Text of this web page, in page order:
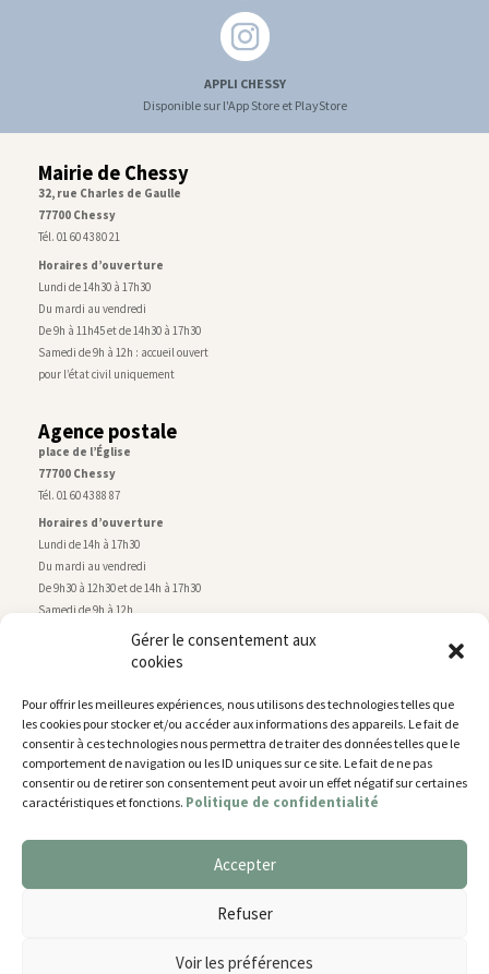
Gérer le consentement aux
cookies
Pour offrir les meilleures expériences, nous utilisons des technologies telles que
les cookies pour stocker et/ou accéder aux informations des appareils. Le fait de
consentir à ces technologies nous permettra de traiter des données telles que le
comportement de navigation ou les ID uniques sur ce site. Le fait de ne pas
consentir ou de retirer son consentement peut avoir un effet négatif sur certaines
caractéristiques et fonctions. Politique de confidentialité
Accepter
Refuser
Voir les préférences
APPLI CHESSY
Disponible sur l'App Store et PlayStore
Mairie de Chessy
32, rue Charles de Gaulle
77700 Chessy
Tél. 01 60 43 80 21
Horaires d’ouverture
Lundi de 14h30 à 17h30
Du mardi au vendredi
De 9h à 11h45 et de 14h30 à 17h30
Samedi de 9h à 12h : accueil ouvert
pour l’état civil uniquement
Agence postale
place de l’Église
77700 Chessy
Tél. 01 60 43 88 87
Horaires d’ouverture
Lundi de 14h à 17h30
Du mardi au vendredi
De 9h30 à 12h30 et de 14h à 17h30
Samedi de 9h à 12h
Service technique
rue de Montry–77700 Chessy
Tél. 01 60 43 52 63
Horaires d’ouverture
Lundi, mardi et jeudi
De 9h à 11h45 et de 14h30 à 17h30
Nous utilisons des cookies pour vous offrir la meilleure
You can find out more about which cookies we are using or